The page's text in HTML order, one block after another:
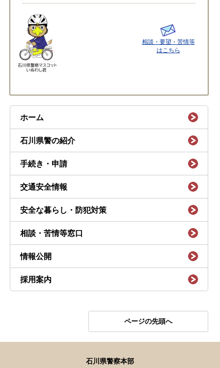
相談・要望・苦情等
はこちら
ホーム
石川県警の紹介
手続き・申請
交通安全情報
安全な暮らし・防犯対策
相談・苦情等窓口
情報公開
採用案内
ページの先頭へ
石川県警察本部